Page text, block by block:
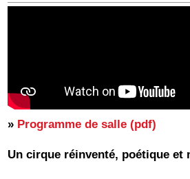
» Programme de salle (pdf)
Un cirque réinventé, poétique et